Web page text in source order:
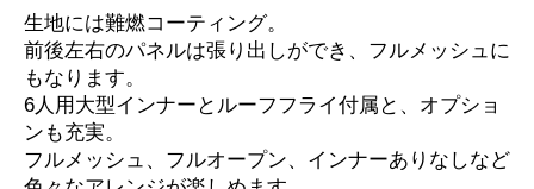
生地には難燃コーティング。
前後左右のパネルは張り出しができ、フルメッシュに
もなります。
6人用大型インナーとルーフフライ付属と、オプショ
ンも充実。
フルメッシュ、フルオープン、インナーありなしなど